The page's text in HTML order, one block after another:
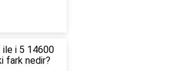
i 5 14600
fark nedir?